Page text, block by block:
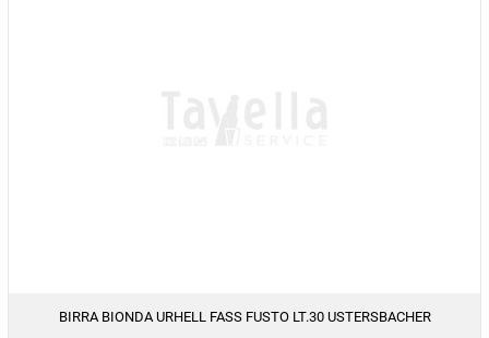
BIRRA BIONDA URHELL FASS FUSTO LT.30 USTERSBACHER